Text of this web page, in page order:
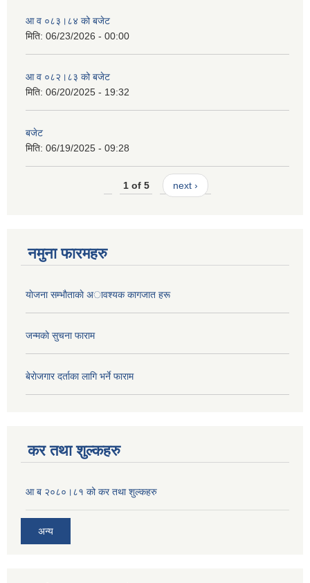
आ व ०८३।८४ को बजेट
मिति: 06/23/2026 - 00:00
आ व ०८२।८३ को बजेट
मिति: 06/20/2025 - 19:32
बजेट
मिति: 06/19/2025 - 09:28
1 of 5 next ›
नमुना फारमहरु
याेजना सम्भाैताकाे अावश्यक कागजात हरू
जन्मकाे सुचना फाराम
बेराेजगार दर्ताका लागि भर्ने फाराम
कर तथा शुल्कहरु
आ ब २०८०।८१ को कर तथा शुल्कहरु
अन्य